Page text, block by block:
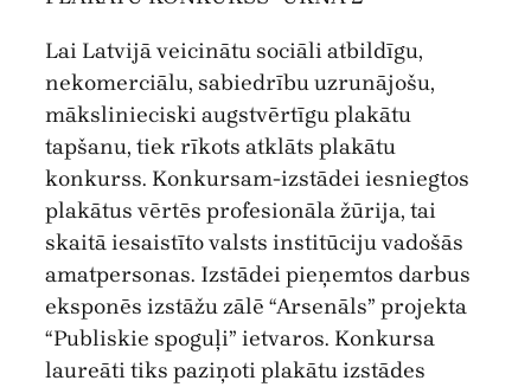
Lai Latvijā veicinātu sociāli atbildīgu,
nekomerciālu, sabiedrību uzrunājošu,
mākslinieciski augstvērtīgu plakātu
tapšanu, tiek rīkots atklāts plakātu
konkurss. Konkursam-izstādei iesniegtos
plakātus vērtēs profesionāla žūrija, tai
skaitā iesaistīto valsts institūciju vadošās
amatpersonas. Izstādei pieņemtos darbus
eksponēs izstāžu zālē “Arsenāls” projekta
“Publiskie spoguļi” ietvaros. Konkursa
laureāti tiks paziņoti plakātu izstādes